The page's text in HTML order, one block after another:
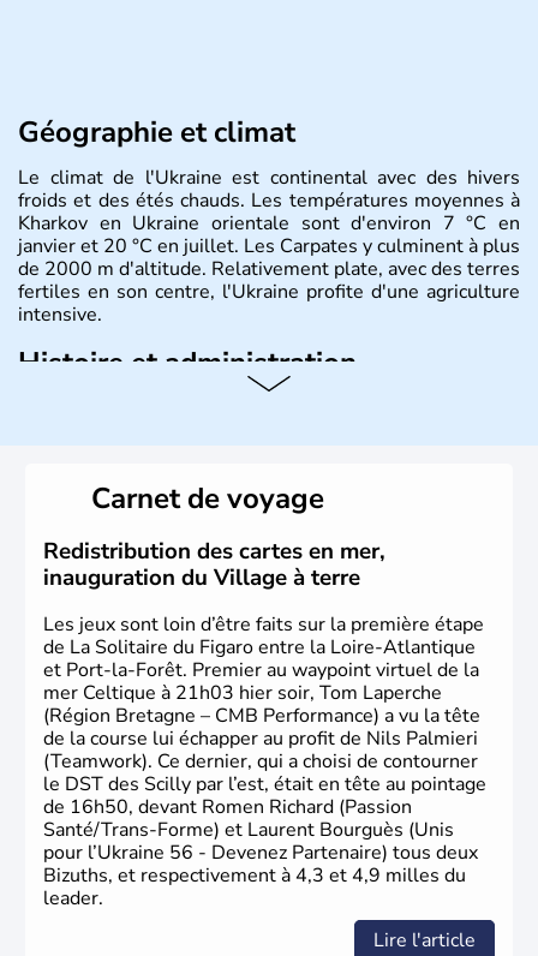
Géographie et climat
Le climat de l'Ukraine est continental avec des hivers
froids et des étés chauds. Les températures moyennes à
Kharkov en Ukraine orientale sont d'environ 7 °C en
janvier et 20 °C en juillet. Les Carpates y culminent à plus
de 2000 m d'altitude. Relativement plate, avec des terres
fertiles en son centre, l'Ukraine profite d'une agriculture
intensive.
Histoire et administration
remonte au 24 août 1991. Sébastopol, Karkhov et
Odessa sont les principales villes d'Ukraine.
Carnet de voyage
Redistribution des cartes en mer,
inauguration du Village à terre
Les jeux sont loin d’être faits sur la première étape
de La Solitaire du Figaro entre la Loire-Atlantique
et Port-la-Forêt. Premier au waypoint virtuel de la
mer Celtique à 21h03 hier soir, Tom Laperche
(Région Bretagne – CMB Performance) a vu la tête
de la course lui échapper au profit de Nils Palmieri
(Teamwork). Ce dernier, qui a choisi de contourner
le DST des Scilly par l’est, était en tête au pointage
de 16h50, devant Romen Richard (Passion
Santé/Trans-Forme) et Laurent Bourguès (Unis
pour l’Ukraine 56 - Devenez Partenaire) tous deux
Bizuths, et respectivement à 4,3 et 4,9 milles du
leader.
Lire l'article